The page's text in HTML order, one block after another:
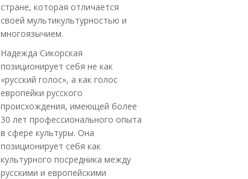
стране, которая отличается
своей мультикультурностью и
многоязычием.
Надежда Сикорская
позиционирует себя не как
«русский голос», а как голос
европейки русского
происхождения, имеющей более
30 лет профессионального опыта
в сфере культуры. Она
позиционирует себя как
культурного посредника между
русскими и европейскими